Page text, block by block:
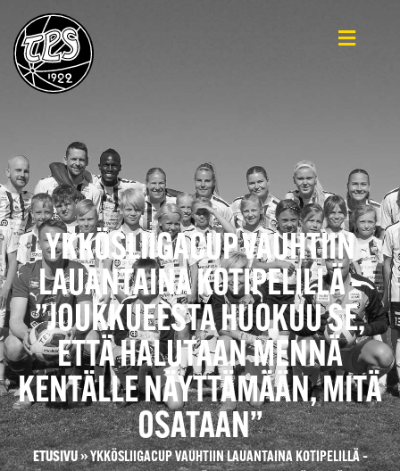
YKKÖSLIIGACUP VAUHTIIN
LAUANTAINA KOTIPELILLÄ –
”JOUKKUEESTA HUOKUU SE,
ETTÄ HALUTAAN MENNÄ
KENTÄLLE NÄYTTÄMÄÄN, MITÄ
OSATAAN”
ETUSIVU»YKKÖSLIIGACUP VAUHTIIN LAUANTAINA KOTIPELILLÄ –